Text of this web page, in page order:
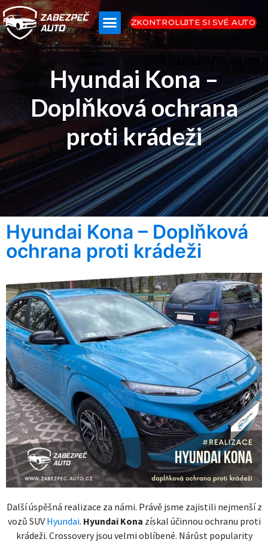
ZKONTROLUJTE SI SVÉ AUTO
Hyundai Kona –
Doplňková ochrana
proti krádeži
Hyundai Kona – Doplňková
ochrana proti krádeži
Další úspěšná realizace za námi. Právě jsme zajistili nejmenší z
vozů SUV Hyundai. Hyundai Kona získal účinnou ochranu proti
krádeži. Crossovery jsou velmi oblíbené. Nárůst popularity